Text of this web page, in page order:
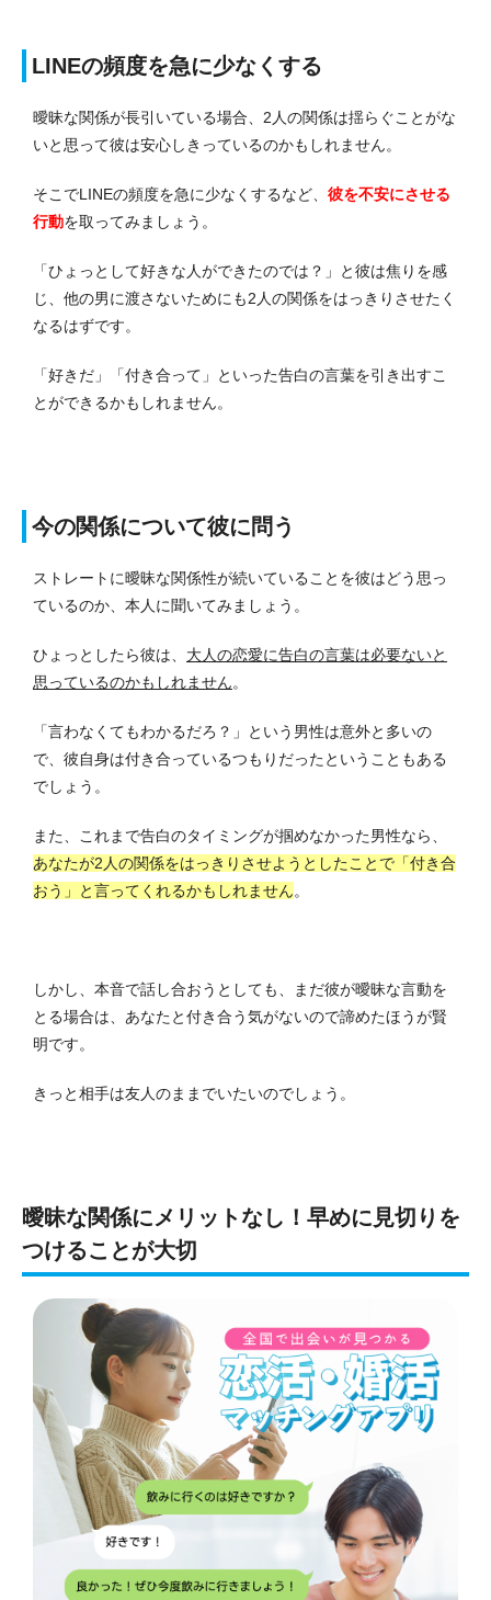
LINEの頻度を急に少なくする
曖昧な関係が長引いている場合、2人の関係は揺らぐことがな
いと思って彼は安心しきっているのかもしれません。
そこでLINEの頻度を急に少なくするなど、 彼を不安にさせる
行動を取ってみましょう。
「ひょっとして好きな人ができたのでは？」と彼は焦りを感
じ、他の男に渡さないためにも2人の関係をはっきりさせたく
なるはずです。
「好きだ」「付き合って」といった告白の言葉を引き出すこ
とができるかもしれません。
今の関係について彼に問う
ストレートに曖昧な関係性が続いていることを彼はどう思っ
ているのか、本人に聞いてみましょう。
ひょっとしたら彼は、 大人の恋愛に告白の言葉は必要ないと
思っているのかもしれません。
「言わなくてもわかるだろ？」という男性は意外と多いの
で、彼自身は付き合っているつもりだったということもある
でしょう。
また、これまで告白のタイミングが掴めなかった男性なら、
あなたが2人の関係をはっきりさせようとしたことで「付き合
おう」と言ってくれるかもしれません。
しかし、本音で話し合おうとしても、まだ彼が曖昧な言動を
とる場合は、あなたと付き合う気がないので諦めたほうが賢
明です。
きっと相手は友人のままでいたいのでしょう。
曖昧な関係にメリットなし！早めに見切りを
つけることが大切